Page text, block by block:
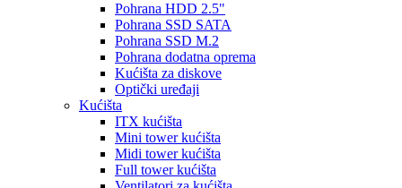
Pohrana HDD 2.5"
Pohrana SSD SATA
Pohrana SSD M.2
Pohrana dodatna oprema
Kućišta za diskove
Optički uređaji
Kućišta
ITX kućišta
Mini tower kućišta
Midi tower kućišta
Full tower kućišta